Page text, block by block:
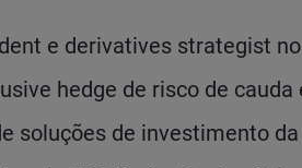
e derivatives strategist
hedge de risco de
soluções de investimento da